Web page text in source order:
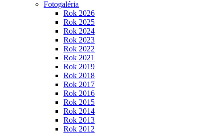
Fotogaléria
Rok 2026
Rok 2025
Rok 2024
Rok 2023
Rok 2022
Rok 2021
Rok 2019
Rok 2018
Rok 2017
Rok 2016
Rok 2015
Rok 2014
Rok 2013
Rok 2012